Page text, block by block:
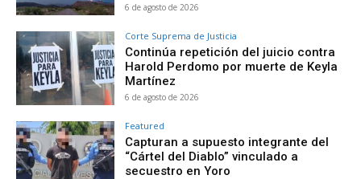
6 de agosto de 2026
Corte Suprema de Justicia
Continúa repetición del juicio contra
Harold Perdomo por muerte de Keyla
Martínez
6 de agosto de 2026
Featured
Capturan a supuesto integrante del
“Cártel del Diablo” vinculado a
secuestro en Yoro